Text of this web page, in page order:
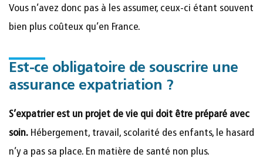
Vous n’avez donc pas à les assumer, ceux-ci étant souvent
bien plus coûteux qu’en France.
Est-ce obligatoire de souscrire une
assurance expatriation ?
S’expatrier est un projet de vie qui doit être préparé avec
soin. Hébergement, travail, scolarité des enfants, le hasard
n’y a pas sa place. En matière de santé non plus.